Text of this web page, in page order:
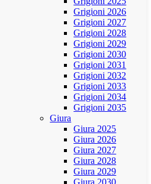
Grigioni 2026
Grigioni 2027
Grigioni 2028
Grigioni 2029
Grigioni 2030
Grigioni 2031
Grigioni 2032
Grigioni 2033
Grigioni 2034
Grigioni 2035
Giura
Giura 2025
Giura 2026
Giura 2027
Giura 2028
Giura 2029
Giura 2030